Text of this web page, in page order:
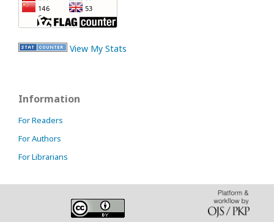
View My Stats
Information
For Readers
For Authors
For Librarians